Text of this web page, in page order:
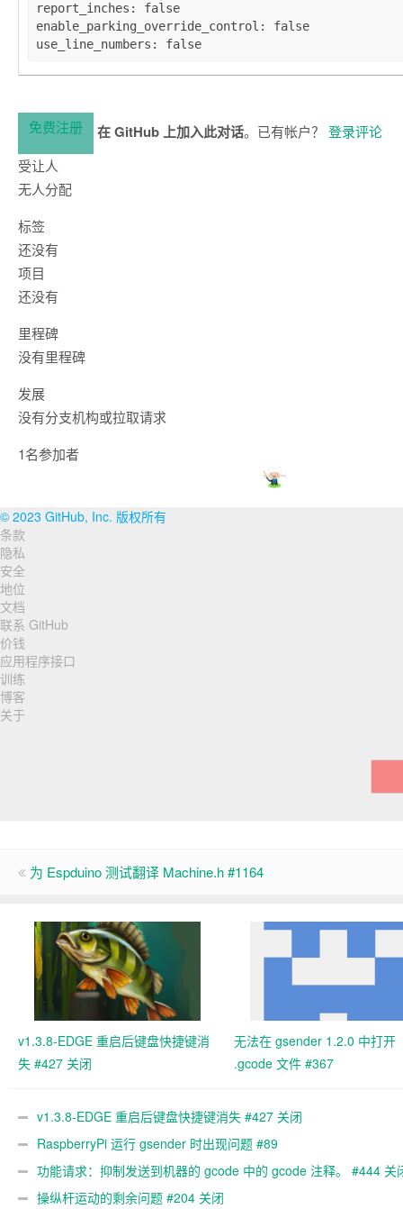
report_inches : false
enable_parking_override_control : false
use_line_numbers : false
免费注册 在 GitHub 上加入此对话。已有帐户？ 登录评论
受让人
无人分配
标签
还没有
项目
还没有
里程碑
没有里程碑
发展
没有分支机构或拉取请求
1名参加者
© 2023 GitHub, Inc. 版权所有
页
脚
导
航
条款
隐私
安全
地位
文档
联系 GitHub
价钱
应用程序接口
训练
博客
关于
为 Espduino 测试翻译 Machine.h #1164
v1.3.8-EDGE 重启后键盘快捷键消
失 #427 关闭
无法在 gsender 1.2.0 中打开
.gcode 文件 #367
v1.3.8-EDGE 重启后键盘快捷键消失 #427 关闭
RaspberryPi 运行 gsender 时出现问题 #89
功能请求：抑制发送到机器的 gcode 中的 gcode 注释。 #444 关
操纵杆运动的剩余问题 #204 关闭